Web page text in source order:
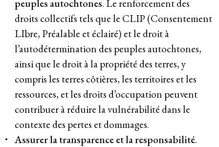
peuples autochtones. Le renforcement des
droits collectifs tels que le CLIP (Consentement
LIbre, Préalable et éclairé) et le droit à
l’autodétermination des peuples autochtones,
ainsi que le droit à la propriété des terres, y
compris les terres côtières, les territoires et les
ressources, et les droits d’occupation peuvent
contribuer à réduire la vulnérabilité dans le
contexte des pertes et dommages.
Assurer la transparence et la responsabilité.